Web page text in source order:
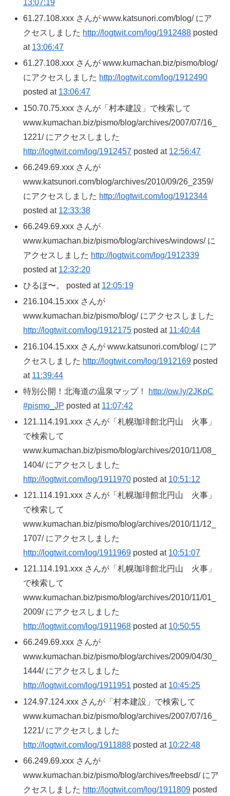
13:07:19
61.27.108.xxx さんが www.katsunori.com/blog/ にア
クセスしました http://logtwit.com/log/1912488 posted
at 13:06:47
61.27.108.xxx さんが www.kumachan.biz/pismo/blog/
にアクセスしました http://logtwit.com/log/1912490
posted at 13:06:47
150.70.75.xxx さんが「村本建設」で検索して
www.kumachan.biz/pismo/blog/archives/2007/07/16_
1221/ にアクセスしました
http://logtwit.com/log/1912457 posted at 12:56:47
66.249.69.xxx さんが
www.katsunori.com/blog/archives/2010/09/26_2359/
にアクセスしました http://logtwit.com/log/1912344
posted at 12:33:38
66.249.69.xxx さんが
www.kumachan.biz/pismo/blog/archives/windows/ に
アクセスしました http://logtwit.com/log/1912339
posted at 12:32:20
ひるほ〜。 posted at 12:05:19
216.104.15.xxx さんが
www.kumachan.biz/pismo/blog/ にアクセスしました
http://logtwit.com/log/1912175 posted at 11:40:44
216.104.15.xxx さんが www.katsunori.com/blog/ にア
クセスしました http://logtwit.com/log/1912169 posted
at 11:39:44
特別公開！北海道の温泉マップ！
http://ow.ly/2JKpC
#pismo_JP posted at 11:07:42
121.114.191.xxx さんが「札幌珈琲館北円山 火事」
で検索して
www.kumachan.biz/pismo/blog/archives/2010/11/08_
1404/ にアクセスしました
http://logtwit.com/log/1911970 posted at 10:51:12
121.114.191.xxx さんが「札幌珈琲館北円山 火事」
で検索して
www.kumachan.biz/pismo/blog/archives/2010/11/12_
1707/ にアクセスしました
http://logtwit.com/log/1911969 posted at 10:51:07
121.114.191.xxx さんが「札幌珈琲館北円山 火事」
で検索して
www.kumachan.biz/pismo/blog/archives/2010/11/01_
2009/ にアクセスしました
http://logtwit.com/log/1911968 posted at 10:50:55
66.249.69.xxx さんが
www.kumachan.biz/pismo/blog/archives/2009/04/30_
1444/ にアクセスしました
http://logtwit.com/log/1911951 posted at 10:45:25
124.97.124.xxx さんが「村本建設」で検索して
www.kumachan.biz/pismo/blog/archives/2007/07/16_
1221/ にアクセスしました
http://logtwit.com/log/1911888 posted at 10:22:48
66.249.69.xxx さんが
www.kumachan.biz/pismo/blog/archives/freebsd/ にア
クセスしました http://logtwit.com/log/1911809 posted